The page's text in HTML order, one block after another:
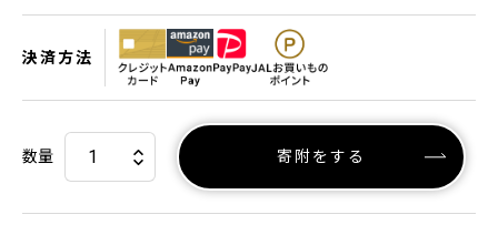
決済方法
数量 寄附をする